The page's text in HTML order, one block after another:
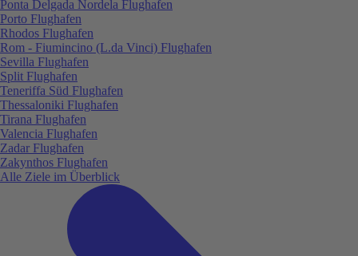
Ponta Delgada Nordela Flughafen
Porto Flughafen
Rhodos Flughafen
Rom - Fiumincino (L.da Vinci) Flughafen
Sevilla Flughafen
Split Flughafen
Teneriffa Süd Flughafen
Thessaloniki Flughafen
Tirana Flughafen
Valencia Flughafen
Zadar Flughafen
Zakynthos Flughafen
Alle Ziele im Überblick